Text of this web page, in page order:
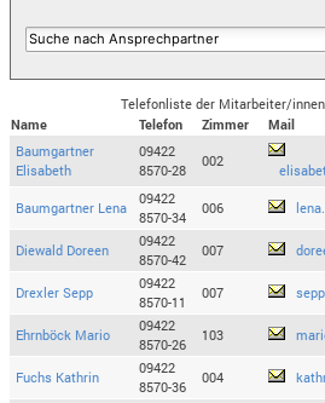
Telefonliste der Mitarbeiter/
Name
Telefon Zimmer
Mail
Baumgartner
Elisabeth
09422
8570-28
002
Baumgartner Lena
09422
8570-34
006
Diewald Doreen
09422
8570-42
007
Drexler Sepp
09422
8570-11
007
Ehrnböck Mario
09422
8570-26
103
Fuchs Kathrin
09422
8570-36
004